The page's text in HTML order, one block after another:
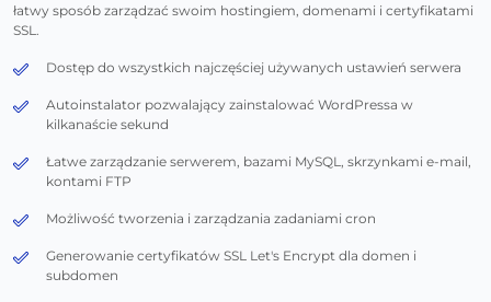
łatwy sposób zarządzać swoim hostingiem, domenami i certyfikatami
SSL.
Dostęp do wszystkich najczęściej używanych ustawień serwera
Autoinstalator pozwalający zainstalować WordPressa w
kilkanaście sekund
Łatwe zarządzanie serwerem, bazami MySQL, skrzynkami e-mail,
kontami FTP
Możliwość tworzenia i zarządzania zadaniami cron
Generowanie certyfikatów SSL Let's Encrypt dla domen i
subdomen